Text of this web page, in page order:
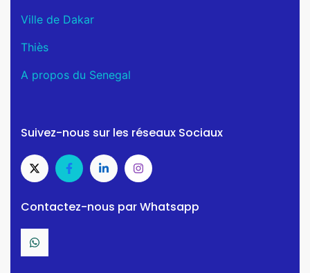
Ville de Dakar
Thiès
A propos du Senegal
Suivez-nous sur les réseaux Sociaux
Contactez-nous par Whatsapp